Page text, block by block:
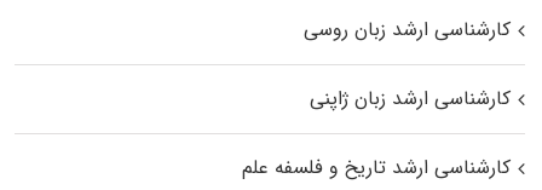
کارشناسی ارشد زبان روسی
کارشناسی ارشد زبان ژاپنی
کارشناسی ارشد تاریخ و فلسفه علم